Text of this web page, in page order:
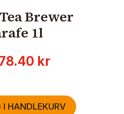
Brewer
1l
kr.
krNåværende
478.40 kr.
I HANDLEKURV